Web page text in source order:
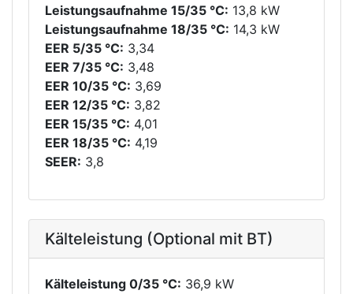
Leistungsaufnahme 15/35 °C: 13,8 kW
Leistungsaufnahme 18/35 °C: 14,3 kW
EER 5/35 °C: 3,34
EER 7/35 °C: 3,48
EER 10/35 °C: 3,69
EER 12/35 °C: 3,82
EER 15/35 °C: 4,01
EER 18/35 °C: 4,19
SEER: 3,8
Kälteleistung (Optional mit BT)
Kälteleistung 0/35 °C: 36,9 kW